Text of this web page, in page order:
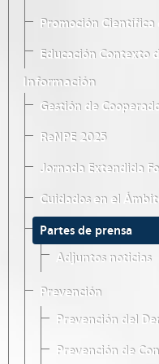
Promoción Científica
Educación Contexto
Información
Gestión de
ReNPE 2025
Jornada Extendida
Cuidados en el
Partes de prensa
Adjuntos noticias
Prevención
Prevención del
Prevención de